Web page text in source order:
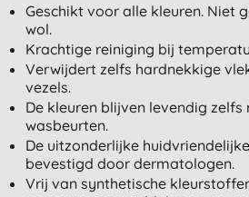
Geschikt voor alle kleuren. Niet
wol.
Krachtige reiniging bij
Verwijdert zelfs hardnekkige
vezels.
De kleuren blijven levendig zelfs
wasbeurten.
De uitzonderlijke
bevestigd door dermatologen.
Vrij van synthetische